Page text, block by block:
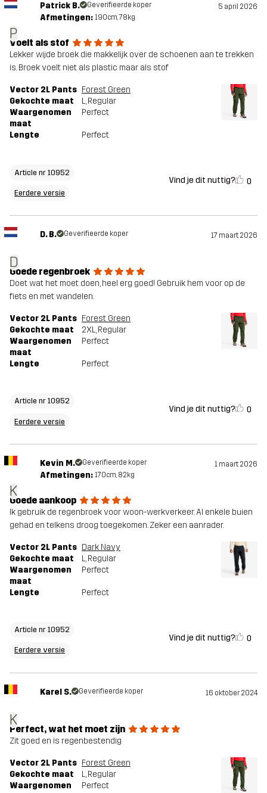
P
Patrick B. Geverifieerde koper 5 april 2026
Afmetingen: 190cm, 78kg
Voelt als stof
Lekker wijde broek die makkelijk over de schoenen aan te trekken
is. Broek voelt niet als plastic maar als stof
Vector 2L Pants Forest Green
Gekochte maat
L, Regular
Waargenomen
maat
Perfect
Lengte Perfect
Article nr 10952
Eerdere versie
Vind je dit nuttig? 0
D
D. B. Geverifieerde koper 17 maart 2026
Goede regenbroek
Doet wat het moet doen, heel erg goed! Gebruik hem voor op de
fiets en met wandelen.
Vector 2L Pants Forest Green
Gekochte maat
2XL, Regular
Waargenomen
maat
Perfect
Lengte Perfect
Article nr 10952
Eerdere versie
Vind je dit nuttig? 0
K
Kevin M. Geverifieerde koper 1 maart 2026
Afmetingen: 170cm, 82kg
Goede aankoop
Ik gebruik de regenbroek voor woon-werkverkeer. Al enkele buien
gehad en telkens droog toegekomen. Zeker een aanrader.
Vector 2L Pants Dark Navy
Gekochte maat
L, Regular
Waargenomen
maat
Perfect
Lengte Perfect
Article nr 10952
Eerdere versie
Vind je dit nuttig? 0
K
Karel S. Geverifieerde koper 16 oktober 2024
Perfect, wat het moet zijn
Zit goed en is regenbestendig
Vector 2L Pants Forest Green
Gekochte maat
L, Regular
Waargenomen
Perfect